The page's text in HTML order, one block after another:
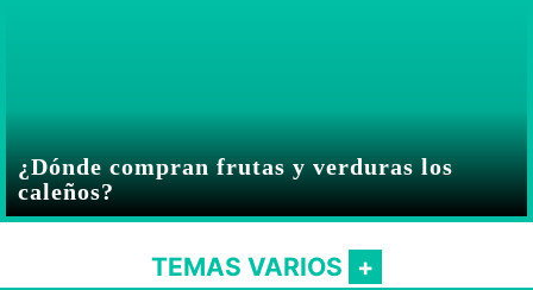
¿Dónde compran frutas y verduras los
caleños?
TEMAS VARIOS